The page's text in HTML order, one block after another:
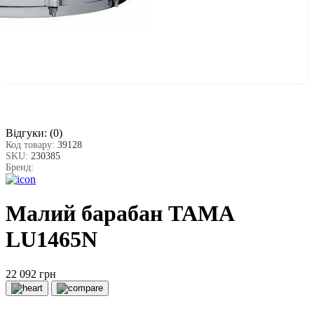
Відгуки: (0)
Код товару: 39128
SKU: 230385
Бренд:
Малий барабан TAMA
LU1465N
22 092 грн